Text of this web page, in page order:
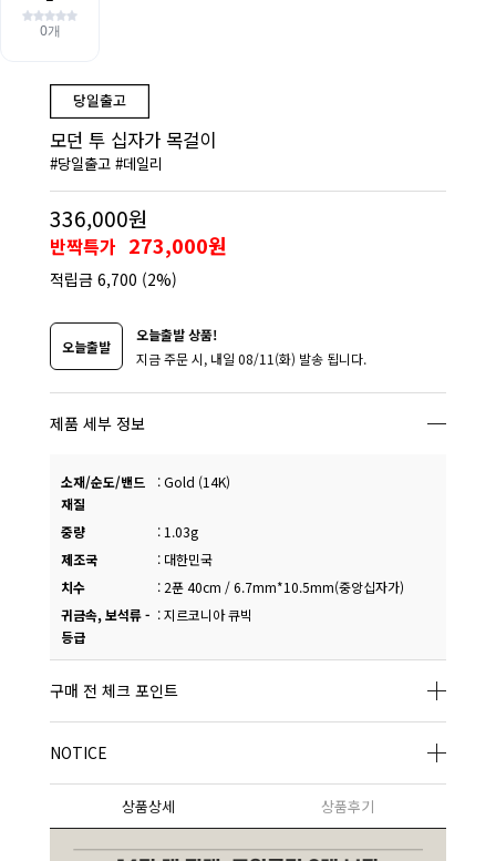
모던 투 십자가 목걸이
#당일출고 #데일리
336,000원
반짝특가 273,000원
적립금 6,700 (2%)
오늘출발
오늘출발 상품!
지금 주문 시, 내일 08/11(화) 발송 됩니다.
제품 세부 정보
소재/순도/밴드
재질
:Gold (14K)
중량 : 1.03g
제조국
: 대한민국
치수
: 2푼 40cm / 6.7mm*10.5mm(중앙십자가)
귀금속, 보석류 -
등급
:지르코니아 큐빅
구매 전 체크 포인트
NOTICE
상품상세 상품후기